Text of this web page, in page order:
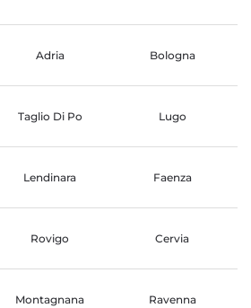
Adria Bologna
Taglio Di Po Lugo
Lendinara Faenza
Rovigo Cervia
Montagnana Ravenna